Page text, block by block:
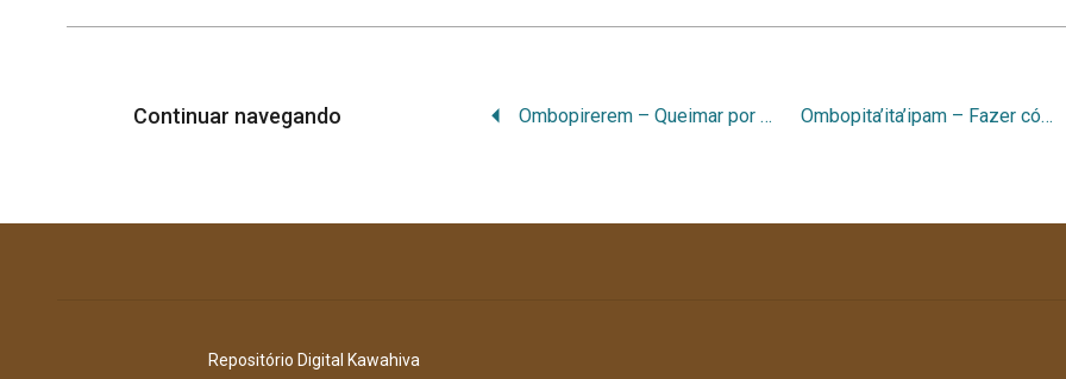
Continuar navegando Ombopirerem – Queimar por cima Ombopita’ita’ipam – Fazer cócegas
Repositório Digital Kawahiva